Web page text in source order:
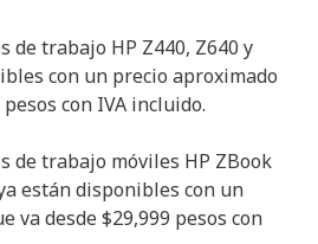
trabajo HP Z440, Z640 y
con un precio aproximado
con IVA incluido.
trabajo móviles HP ZBook
están disponibles con un
va desde $29,999 pesos con